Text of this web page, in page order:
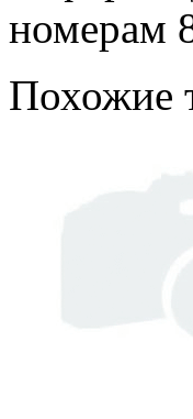
номерам
Похожие